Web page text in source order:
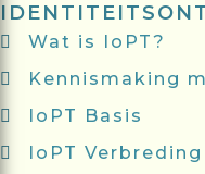
Wat is IoPT?
Kennismaking
IoPT Basis
IoPT Verbreding